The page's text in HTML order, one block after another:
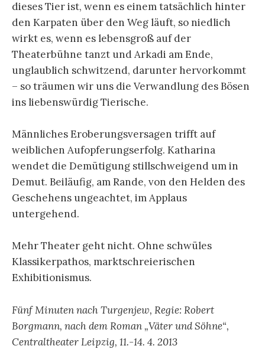
dieses Tier ist, wenn es einem tatsächlich hinter
den Karpaten über den Weg läuft, so niedlich
wirkt es, wenn es lebensgroß auf der
Theaterbühne tanzt und Arkadi am Ende,
unglaublich schwitzend, darunter hervorkommt
– so träumen wir uns die Verwandlung des Bösen
ins liebenswürdig Tierische.
Männliches Eroberungsversagen trifft auf
weiblichen Aufopferungserfolg. Katharina
wendet die Demütigung stillschweigend um in
Demut. Beiläufig, am Rande, von den Helden des
Geschehens ungeachtet, im Applaus
untergehend.
Mehr Theater geht nicht. Ohne schwüles
Klassikerpathos, marktschreierischen
Exhibitionismus.
Fünf Minuten nach Turgenjew, Regie: Robert
Borgmann, nach dem Roman „Väter und Söhne“,
Centraltheater Leipzig, 11.-14. 4. 2013